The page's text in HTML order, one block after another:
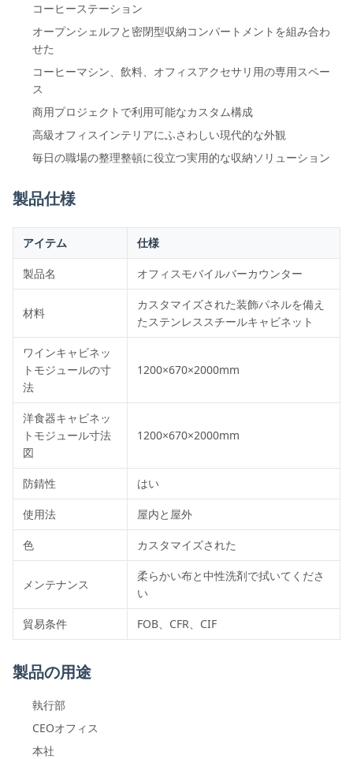
コーヒーステーション
オープンシェルフと密閉型収納コンパートメントを組み合わ
せた
コーヒーマシン、飲料、オフィスアクセサリ用の専用スペー
ス
商用プロジェクトで利用可能なカスタム構成
高級オフィスインテリアにふさわしい現代的な外観
毎日の職場の整理整頓に役立つ実用的な収納ソリューション
製品仕様
アイテム 仕様
製品名 オフィスモバイルバーカウンター
材料
カスタマイズされた装飾パネルを備え
たステンレススチールキャビネット
ワインキャビネッ
トモジュールの寸
法
1200×670×2000mm
洋食器キャビネッ
トモジュール寸法
図
1200×670×2000mm
防錆性 はい
使用法 屋内と屋外
色 カスタマイズされた
メンテナンス
柔らかい布と中性洗剤で拭いてくださ
い
貿易条件 FOB、CFR、CIF
製品の用途
執行部
CEOオフィス
本社